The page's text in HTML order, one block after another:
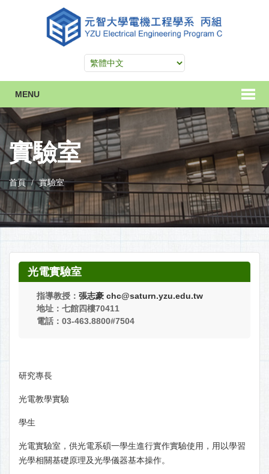
MENU
實驗室
首頁 實驗室
光電實驗室
指導教授： 張志豪 chc@saturn.yzu.edu.tw
地址：七館四樓70411
電話：03-463.8800#7504
研究專長
光電教學實驗
學生
光電實驗室，供光電系碩一學生進行實作實驗使用，用以學習
光學相關基礎原理及光學儀器基本操作。